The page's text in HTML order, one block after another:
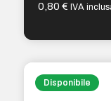
0,80€ IVA
Disponibile